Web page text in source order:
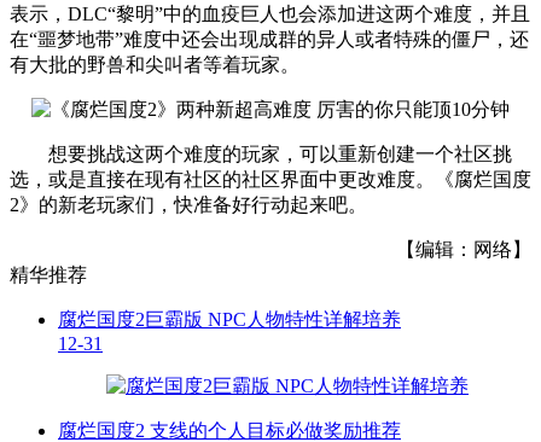
表示，DLC“黎明”中的血疫巨人也会添加进这两个难度，并且
在“噩梦地带”难度中还会出现成群的异人或者特殊的僵尸，还
有大批的野兽和尖叫者等着玩家。
想要挑战这两个难度的玩家，可以重新创建一个社区挑
选，或是直接在现有社区的社区界面中更改难度。《腐烂国度
2》的新老玩家们，快准备好行动起来吧。
【编辑：网络】
精华推荐
腐烂国度2巨霸版 NPC人物特性详解培养
12-31
腐烂国度2 支线的个人目标必做奖励推荐